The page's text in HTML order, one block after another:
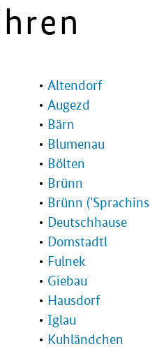
Altendorf
Augezd
Bärn
Blumenau
Bölten
Brünn
Brünn
Deutschhause
Domstadtl
Fulnek
Giebau
Hausdorf
Iglau
Kuhländchen